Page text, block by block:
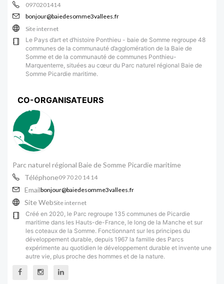
0970201414
bonjour@baiedesomme3vallees.fr
Site internet
Le Pays d’art et d’histoire Ponthieu - baie de Somme regroupe 48
communes de la communauté d’agglomération de la Baie de
Somme et de la communauté de communes Ponthieu-
Marquenterre, situées au cœur du Parc naturel régional Baie de
Somme Picardie maritime.
CO-ORGANISATEURS
Parc naturel régional Baie de Somme Picardie maritime
Téléphone09 70 20 14 14
Emailbonjour@baiedesomme3vallees.fr
Site WebSite internet
Créé en 2020, le Parc regroupe 135 communes de Picardie
maritime dans les Hauts-de-France, le long de la Manche et sur
les coteaux de la Somme. Fonctionnant sur les principes du
développement durable, depuis 1967 la famille des Parcs
expérimente au quotidien le développement durable et invente une
autre vie, plus proche des hommes et de la nature.